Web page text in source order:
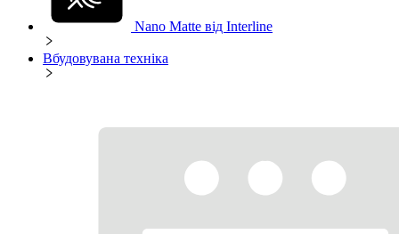
Nano Matte від Interline
Вбудовувана техніка